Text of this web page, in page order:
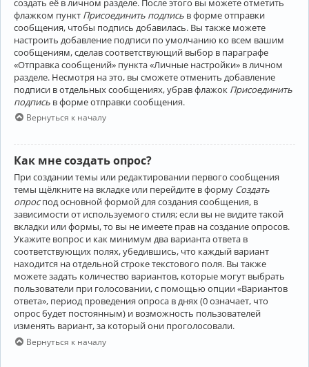
флажком пункт Присоединить подпись в форме отправки
сообщения, чтобы подпись добавилась. Вы также можете
настроить добавление подписи по умолчанию ко всем вашим
сообщениям, сделав соответствующий выбор в параграфе
«Отправка сообщений» пункта «Личные настройки» в личном
разделе. Несмотря на это, вы сможете отменить добавление
подписи в отдельных сообщениях, убрав флажок Присоединить
подпись в форме отправки сообщения.
Вернуться к началу
Как мне создать опрос?
При создании темы или редактировании первого сообщения
темы щёлкните на вкладке или перейдите в форму Создать
опроспод основной формой для создания сообщения, в
зависимости от используемого стиля; если вы не видите такой
вкладки или формы, то вы не имеете прав на создание опросов.
Укажите вопрос и как минимум два варианта ответа в
соответствующих полях, убедившись, что каждый вариант
находится на отдельной строке текстового поля. Вы также
можете задать количество вариантов, которые могут выбрать
пользователи при голосовании, с помощью опции «Вариантов
ответа», период проведения опроса в днях (0 означает, что
опрос будет постоянным) и возможность пользователей
изменять вариант, за который они проголосовали.
Вернуться к началу